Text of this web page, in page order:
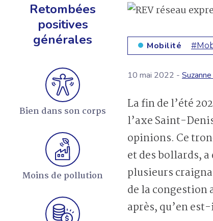
Retombées
positives
générales
Bien dans son corps
Moins de pollution
Mobilité
10 mai 2022 -
La fin de l’été
l’axe Saint-
opinions. Ce
et des bollards,
plusieurs
de la congestion
après, qu’en